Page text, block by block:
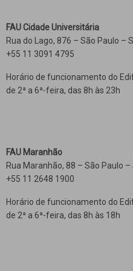
FAU Cidade Universitária
Rua do Lago, 876 – São Paulo –
+55 11 3091 4795
Horário de funcionamento do
de 2ª a 6ª-feira, das 8h às 23h
FAU Maranhão
Rua Maranhão, 88 – São Paulo –
+55 11 2648 1900
Horário de funcionamento do
de 2ª a 6ª-feira, das 8h às 18h